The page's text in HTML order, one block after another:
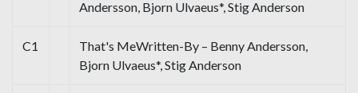
Andersson, Bjorn Ulvaeus*, Stig Anderson
C1
That's MeWritten-By – Benny Andersson,
Bjorn Ulvaeus*, Stig Anderson